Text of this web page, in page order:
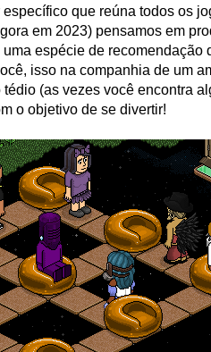
que reúna todos os
em 2023) pensamos em
espécie de recomendação
isso na companhia de um
(as vezes você encontra
o objetivo de se divertir!